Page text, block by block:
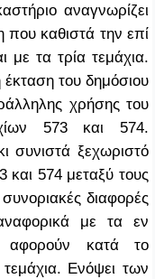
αναγνωρίζει
που καθιστά την επί
με τα τρία τεμάχια.
έκταση του δημόσιου
χρήσης του
573 και 574.
συνιστά ξεχωριστό
και 574 μεταξύ τους
διαφορές
αναφορικά με τα εν
αφορούν κατά το
Ενόψει των